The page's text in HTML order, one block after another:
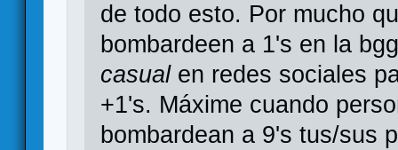
de todo esto. Por mucho
bombardeen a 1's en la
casualen redes sociales
+1's. Máxime cuando
bombardean a 9's tus/sus